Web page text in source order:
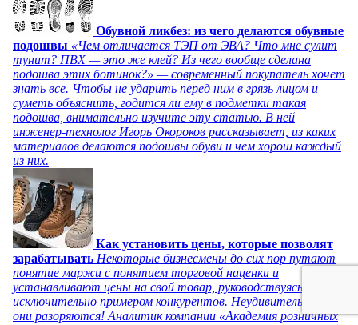
Обувной ликбез: из чего делаются обувные
подошвы «Чем отличается ТЭП от ЭВА? Что мне сулит
тунит? ПВХ — это же клей? Из чего вообще сделана
подошва этих ботинок?» — современный покупатель хочет
знать все. Чтобы не ударить перед ним в грязь лицом и
суметь объяснить, годится ли ему в подметки такая
подошва, внимательно изучите эту статью. В ней
инженер-технолог Игорь Окороков рассказывает, из каких
материалов делаются подошвы обуви и чем хорош каждый
из них.
Как установить цены, которые позволят
зарабатывать Некоторые бизнесмены до сих пор путают
понятие маржи с понятием торговой наценки и
устанавливают цены на свой товар, руководствуясь
исключительно примером конкурентов. Неудивительно, что
они разоряются! Аналитик компании «Академия розничных